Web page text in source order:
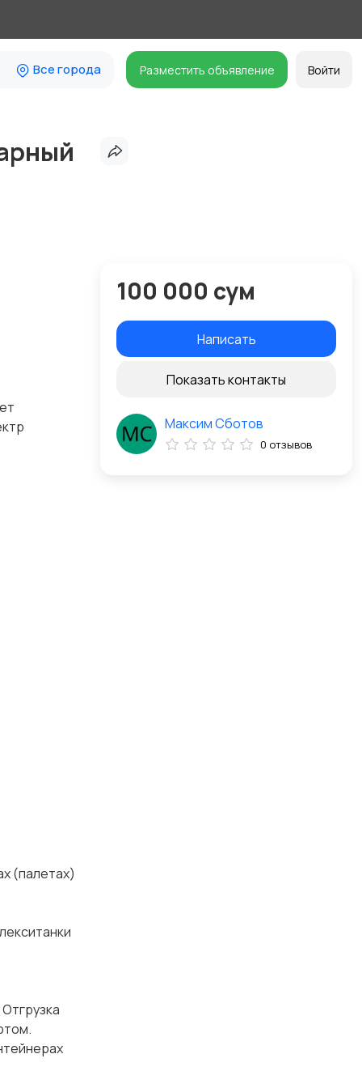
Все города Разместить объявление Войти
(палетах)
100 000 сум
Написать
Показать контакты
Максим Сботов
0 отзывов